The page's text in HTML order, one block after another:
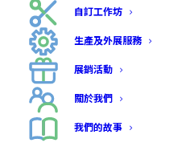
自訂工作坊
生產及外展服務
展銷活動
關於我們
我們的故事
Archives